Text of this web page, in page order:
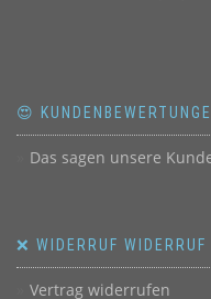
😍
Das sagen unsere
❌ WIDERRUF WIDERRUF
Vertrag widerrufen